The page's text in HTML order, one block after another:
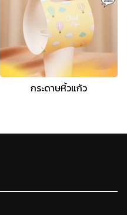
กระดาษหิ้วแก้ว